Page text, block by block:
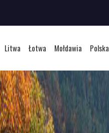
Litwa Łotwa Mołdawia Polska